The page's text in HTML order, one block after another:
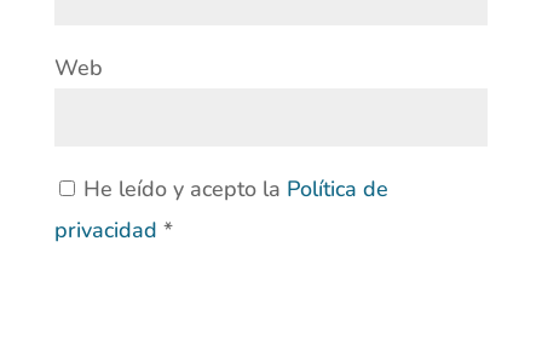
Web
He leído y acepto la Política de
privacidad *